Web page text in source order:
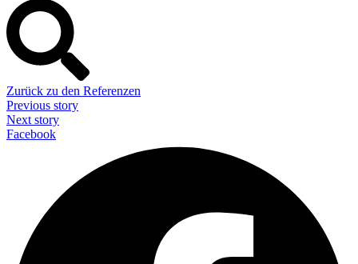
Zurück zu den Referenzen
Previous story
Next story
Facebook